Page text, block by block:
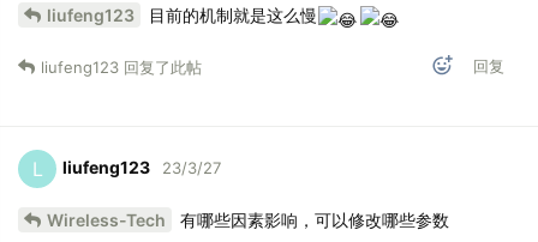
liufeng123 目前的机制就是这么慢
回复
liufeng123 回复了此帖
L liufeng123 23/3/27
Wireless-Tech 有哪些因素影响，可以修改哪些参数